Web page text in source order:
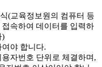
(교육정보원의 컴퓨터 등
속하여 데이터를 입력하
)
야 합니다.
자번호 단위로 체결하며,